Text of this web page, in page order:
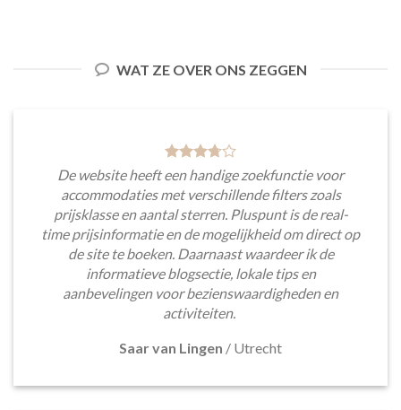
WAT ZE OVER ONS ZEGGEN
De website heeft een handige zoekfunctie voor
accommodaties met verschillende filters zoals
prijsklasse en aantal sterren. Pluspunt is de real-
time prijsinformatie en de mogelijkheid om direct op
de site te boeken. Daarnaast waardeer ik de
informatieve blogsectie, lokale tips en
aanbevelingen voor bezienswaardigheden en
activiteiten.
Saar van Lingen / Utrecht